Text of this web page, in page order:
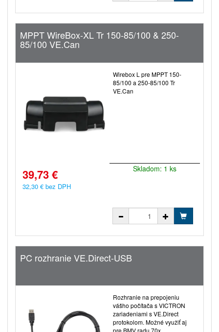
MPPT WireBox-XL Tr 150-85/100 & 250-
85/100 VE.Can
Wirebox L pre MPPT 150-
85/100 a 250-85/100 Tr
VE.Can
39,73 €
32,30 € bez DPH
Skladom: 1 ks
PC rozhranie VE.Direct-USB
Rozhranie na prepojeniu
vášho počítača s VICTRON
zariadeniami s VE.Direct
protokolom. Možné využiť aj